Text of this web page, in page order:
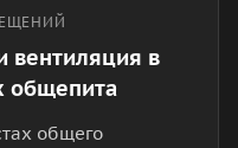
вентиляция в
общепита
общего